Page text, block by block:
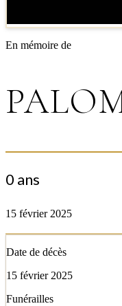
En mémoire de
0 ans
15 février 2025
Date de décès
15 février 2025
Funérailles